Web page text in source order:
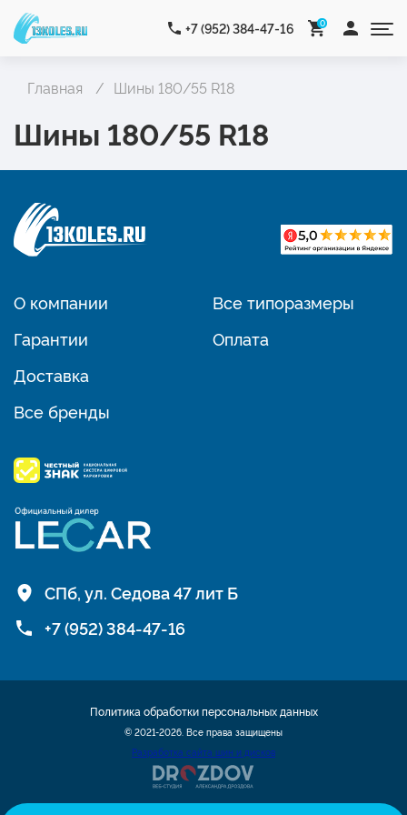
+7 (952) 384-47-16 0
Главная Шины 180/55 R18
Шины 180/55 R18
О компании
Гарантии
Доставка
Все бренды
Все типоразмеры
Оплата
СПб, ул. Седова 47 лит Б
+7 (952) 384-47-16
© 2021-2026. Все права защищены
Разработка сайта шин и дисков
Политика обработки персональных данных